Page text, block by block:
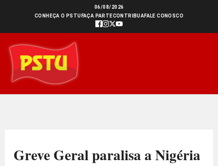
conteúdo
06/08/2026
CONHEÇA O PSTU FAÇA PARTECONTRIBUAFALE CONOSCO
Greve Geral paralisa a Nigéria